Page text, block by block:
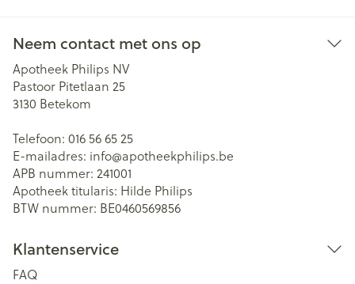
Neem contact met ons op
Apotheek Philips NV
Pastoor Pitetlaan 25
3130 Betekom
Telefoon: 016 56 65 25
E-mailadres: info@apotheekphilips.be
APB nummer: 241001
Apotheek titularis: Hilde Philips
BTW nummer: BE0460569856
Klantenservice
FAQ